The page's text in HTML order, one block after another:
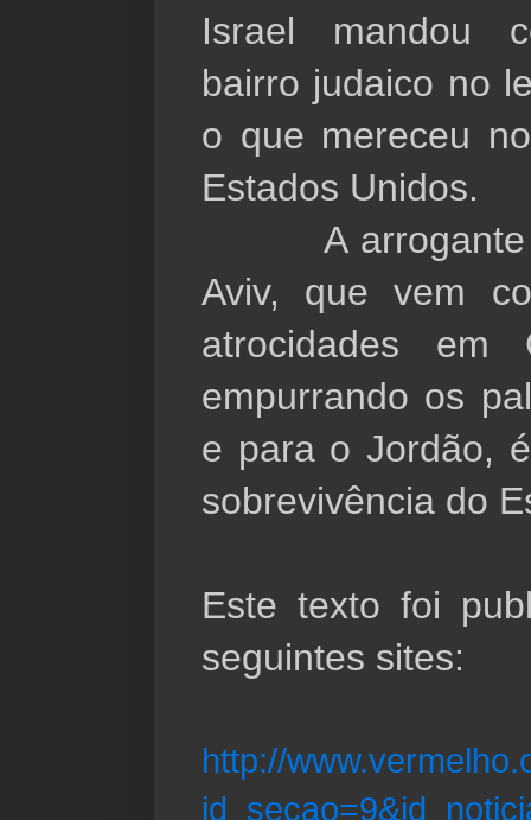
Israel mandou
bairro judaico no
o que mereceu
Estados Unidos.
A arrogante
Aviv, que vem
atrocidades em
empurrando os
e para o Jordão,
sobrevivência do
Este texto foi
seguintes sites:
http://